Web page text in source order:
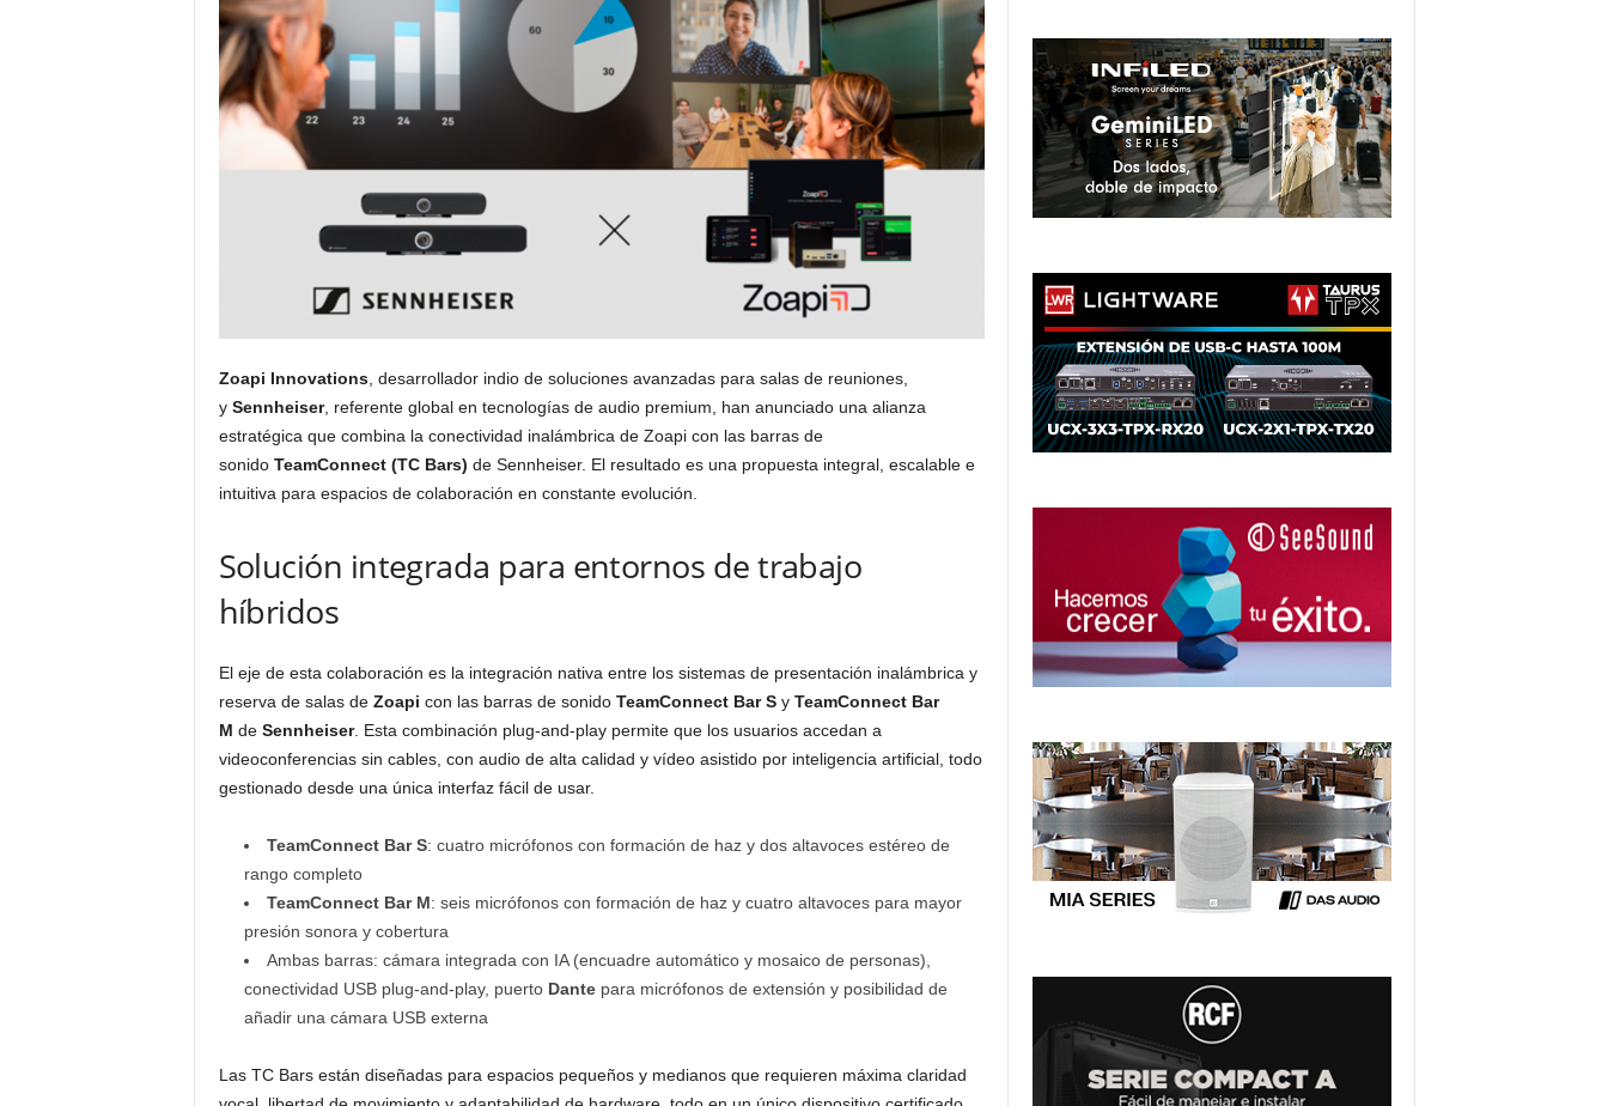
Zoapi Innovations, desarrollador indio de soluciones avanzadas para salas de reuniones,
y Sennheiser, referente global en tecnologías de audio premium, han anunciado una alianza
estratégica que combina la conectividad inalámbrica de Zoapi con las barras de
sonido TeamConnect (TC Bars) de Sennheiser. El resultado es una propuesta integral, escalable e
intuitiva para espacios de colaboración en constante evolución.
Solución integrada para entornos de trabajo
híbridos
El eje de esta colaboración es la integración nativa entre los sistemas de presentación inalámbrica y
reserva de salas de Zoapi con las barras de sonido TeamConnect Bar Sy TeamConnect Bar
M de Sennheiser. Esta combinación plug-and-play permite que los usuarios accedan a
videoconferencias sin cables, con audio de alta calidad y vídeo asistido por inteligencia artificial, todo
gestionado desde una única interfaz fácil de usar.
TeamConnect Bar S: cuatro micrófonos con formación de haz y dos altavoces estéreo de
rango completo
TeamConnect Bar M: seis micrófonos con formación de haz y cuatro altavoces para mayor
presión sonora y cobertura
Ambas barras: cámara integrada con IA (encuadre automático y mosaico de personas),
conectividad USB plug-and-play, puerto Dantepara micrófonos de extensión y posibilidad de
añadir una cámara USB externa
Las TC Bars están diseñadas para espacios pequeños y medianos que requieren máxima claridad